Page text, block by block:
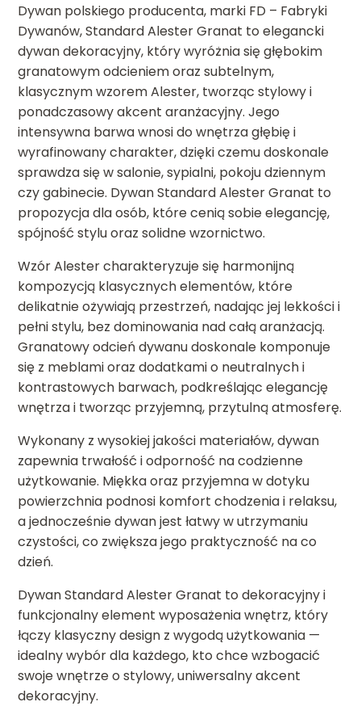
Dywan polskiego producenta, marki FD – Fabryki
Dywanów, Standard Alester Granat to elegancki
dywan dekoracyjny, który wyróżnia się głębokim
granatowym odcieniem oraz subtelnym,
klasycznym wzorem Alester, tworząc stylowy i
ponadczasowy akcent aranżacyjny. Jego
intensywna barwa wnosi do wnętrza głębię i
wyrafinowany charakter, dzięki czemu doskonale
sprawdza się w salonie, sypialni, pokoju dziennym
czy gabinecie. Dywan Standard Alester Granat to
propozycja dla osób, które cenią sobie elegancję,
spójność stylu oraz solidne wzornictwo.
Wzór Alester charakteryzuje się harmonijną
kompozycją klasycznych elementów, które
delikatnie ożywiają przestrzeń, nadając jej lekkości i
pełni stylu, bez dominowania nad całą aranżacją.
Granatowy odcień dywanu doskonale komponuje
się z meblami oraz dodatkami o neutralnych i
kontrastowych barwach, podkreślając elegancję
wnętrza i tworząc przyjemną, przytulną atmosferę.
Wykonany z wysokiej jakości materiałów, dywan
zapewnia trwałość i odporność na codzienne
użytkowanie. Miękka oraz przyjemna w dotyku
powierzchnia podnosi komfort chodzenia i relaksu,
a jednocześnie dywan jest łatwy w utrzymaniu
czystości, co zwiększa jego praktyczność na co
dzień.
Dywan Standard Alester Granat to dekoracyjny i
funkcjonalny element wyposażenia wnętrz, który
łączy klasyczny design z wygodą użytkowania —
idealny wybór dla każdego, kto chce wzbogacić
swoje wnętrze o stylowy, uniwersalny akcent
dekoracyjny.